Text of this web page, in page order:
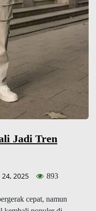
Jadi Tren
2025 893
cepat, namun